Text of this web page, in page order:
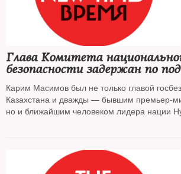
Глава Комитета
безопасности задержан по
госизмене
Карим Масимов был не только главой
Казахстана и дважды — бывшим премьер-
но и ближайшим человеком лидера нации Нурсултана